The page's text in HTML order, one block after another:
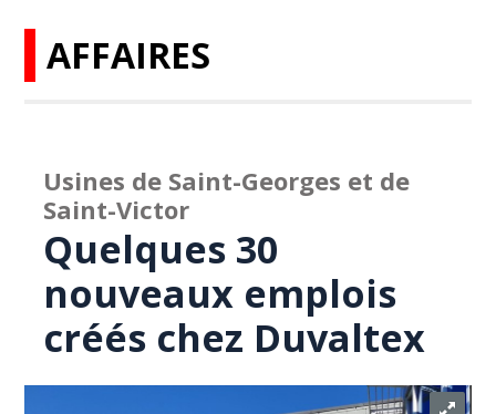
AFFAIRES
Usines de Saint-Georges et de
Saint-Victor
Quelques 30
nouveaux emplois
créés chez Duvaltex